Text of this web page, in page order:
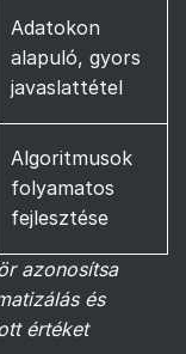
Adatokon
alapuló, gyors
javaslattétel
Algoritmusok
folyamatos
fejlesztése
azonosítsa
és
értéket